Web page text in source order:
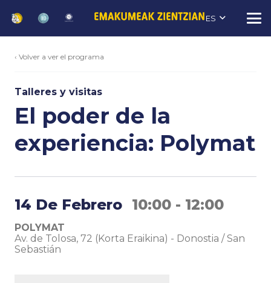
ES
‹ Volver a ver el programa
Talleres y visitas
El poder de la
experiencia: Polymat
14 De Febrero 10:00 - 12:00
POLYMAT
Av. de Tolosa, 72 (Korta Eraikina) - Donostia / San
Sebastián